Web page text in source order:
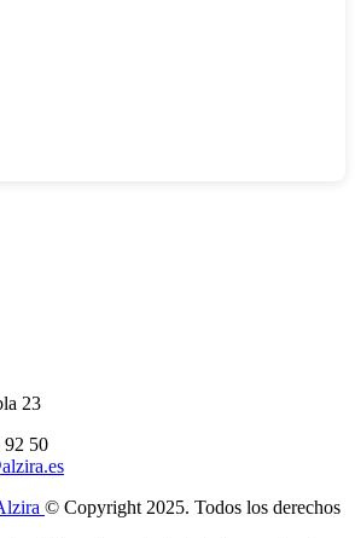
23
92 50
© Copyright 2025. Todos los derechos